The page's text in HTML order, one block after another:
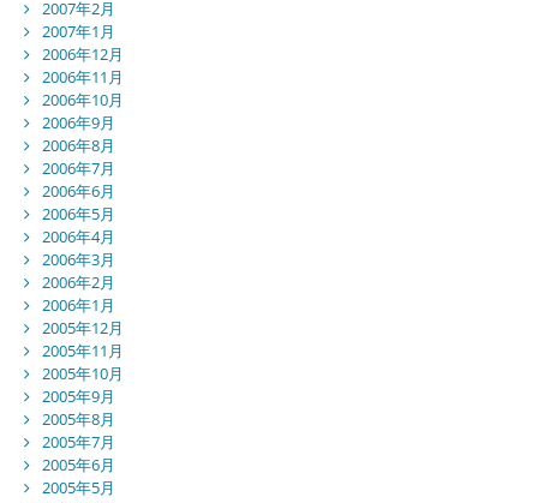
2007年2月
2007年1月
2006年12月
2006年11月
2006年10月
2006年9月
2006年8月
2006年7月
2006年6月
2006年5月
2006年4月
2006年3月
2006年2月
2006年1月
2005年12月
2005年11月
2005年10月
2005年9月
2005年8月
2005年7月
2005年6月
2005年5月